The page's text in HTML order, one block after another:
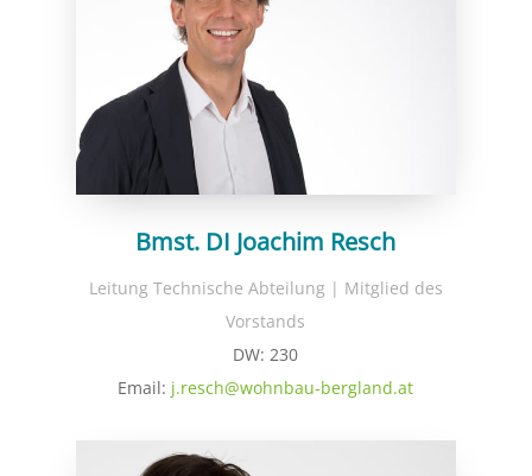
Bmst. DI Joachim Resch
Leitung Technische Abteilung | Mitglied des
Vorstands
DW: 230
Email: j.resch@wohnbau-bergland.at